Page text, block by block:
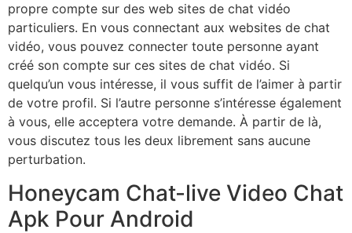
propre compte sur des web sites de chat vidéo
particuliers. En vous connectant aux websites de chat
vidéo, vous pouvez connecter toute personne ayant
créé son compte sur ces sites de chat vidéo. Si
quelqu’un vous intéresse, il vous suffit de l’aimer à partir
de votre profil. Si l’autre personne s’intéresse également
à vous, elle acceptera votre demande. À partir de là,
vous discutez tous les deux librement sans aucune
perturbation.
Honeycam Chat-live Video Chat
Apk Pour Android